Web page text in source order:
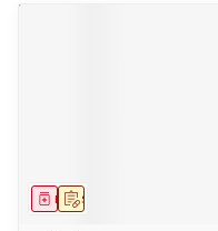
Sur prescription
Médicament